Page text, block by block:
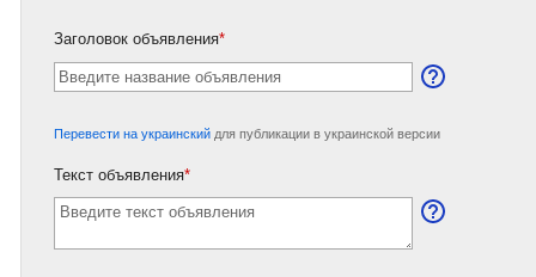
Заголовок объявления*
Перевести на украинский для публикации в украинской версии
Текст объявления*